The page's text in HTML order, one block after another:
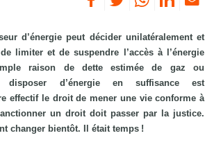
d’énergie peut décider unilatéralement et
limiter et de suspendre l’accès à l’énergie
raison de dette estimée de gaz ou
disposer d’énergie en suffisance est
effectif le droit de mener une vie conforme à
un droit doit passer par la justice.
changer bientôt. Il était temps !